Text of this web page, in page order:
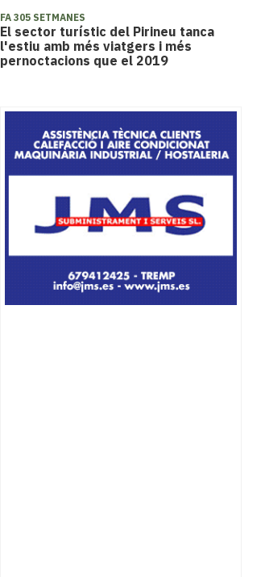
FA 305 SETMANES
El sector turístic del Pirineu tanca
l'estiu amb més viatgers i més
pernoctacions que el 2019